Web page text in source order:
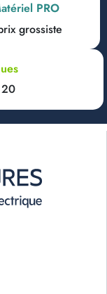
PRO
grossiste